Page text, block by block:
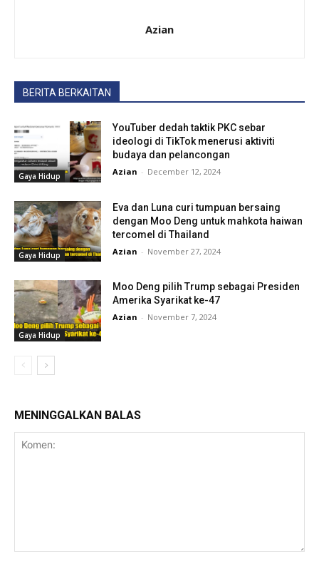
Azian
BERITA BERKAITAN
Gaya Hidup
YouTuber dedah taktik PKC sebar
ideologi di TikTok menerusi aktiviti
budaya dan pelancongan
Azian - December 12, 2024
Gaya Hidup
Eva dan Luna curi tumpuan bersaing
dengan Moo Deng untuk mahkota haiwan
tercomel di Thailand
Azian - November 27, 2024
Gaya Hidup
Moo Deng pilih Trump sebagai Presiden
Amerika Syarikat ke-47
Azian - November 7, 2024
MENINGGALKAN BALAS